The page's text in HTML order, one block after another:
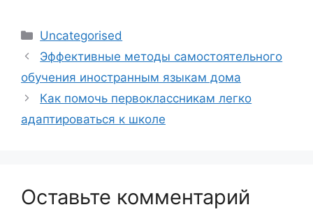
Рубрики
Uncategorised
Эффективные методы самостоятельного
обучения иностранным языкам дома
Как помочь первоклассникам легко
адаптироваться к школе
Оставьте комментарий